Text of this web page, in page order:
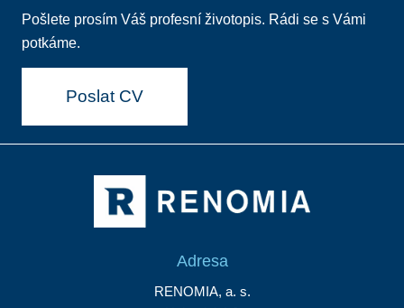
Pošlete prosím Váš profesní životopis. Rádi se s Vámi
potkáme.
Poslat CV
Adresa
RENOMIA, a. s.